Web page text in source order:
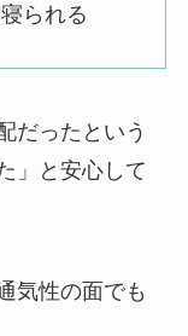
られる
だったという
」と安心して
気性の面でも